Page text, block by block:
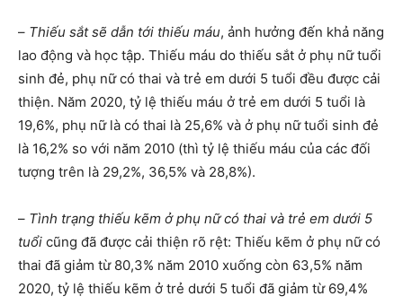
– Thiếu sắt sẽ dẫn tới thiếu máu, ảnh hưởng đến khả năng
lao động và học tập. Thiếu máu do thiếu sắt ở phụ nữ tuổi
sinh đẻ, phụ nữ có thai và trẻ em dưới 5 tuổi đều được cải
thiện. Năm 2020, tỷ lệ thiếu máu ở trẻ em dưới 5 tuổi là
19,6%, phụ nữ là có thai là 25,6% và ở phụ nữ tuổi sinh đẻ
là 16,2% so với năm 2010 (thì tỷ lệ thiếu máu của các đối
tượng trên là 29,2%, 36,5% và 28,8%).
– Tình trạng thiếu kẽm ở phụ nữ có thai và trẻ em dưới 5
tuổi cũng đã được cải thiện rõ rệt: Thiếu kẽm ở phụ nữ có
thai đã giảm từ 80,3% năm 2010 xuống còn 63,5% năm
2020, tỷ lệ thiếu kẽm ở trẻ dưới 5 tuổi đã giảm từ 69,4%